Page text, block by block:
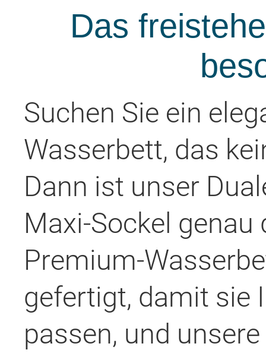
Das
Suchen Sie ein
Wasserbett, das
Dann ist unser
Maxi-Sockel genau
Premium-
gefertigt, damit sie
passen, und